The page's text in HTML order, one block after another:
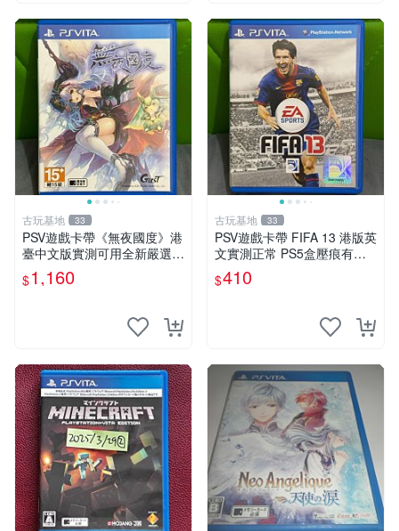
古玩基地 33
PSV遊戲卡帶《無夜國度》港
臺中文版實測可用全新嚴選成
色如圖可放心購買 無夜國度
PSV 港臺中文 游戲卡帶
$1,160
古玩基地 33
PSV遊戲卡帶 FIFA 13 港版英
文實測正常 PS5盒壓痕有圖
可驗收 FIFA 13 PSV 港版 游
玩無問題 PSV FIFA 13 港版
$410